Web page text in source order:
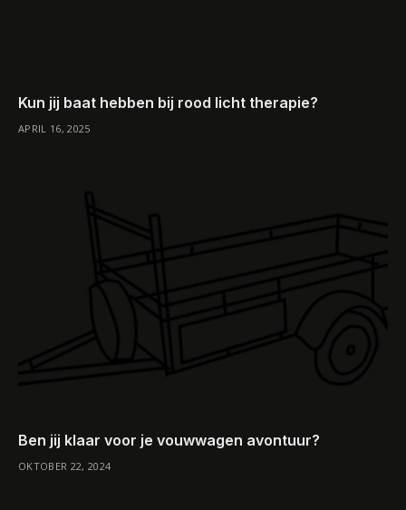
Kun jij baat hebben bij rood licht therapie?
APRIL 16, 2025
Ben jij klaar voor je vouwwagen avontuur?
OKTOBER 22, 2024